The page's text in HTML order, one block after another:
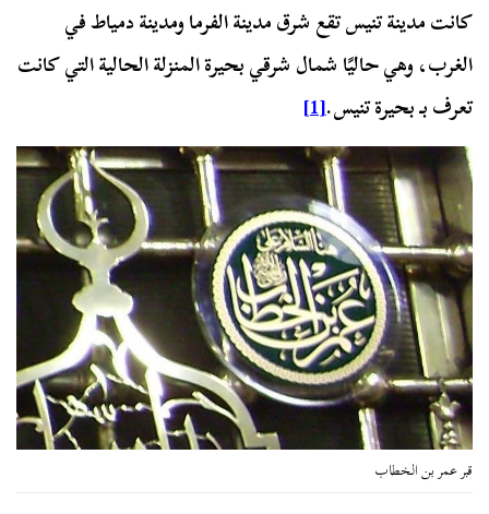
كانت مدينة تنيس تقع شرق مدينة الفرما ومدينة دمياط في
الغرب، وهي حاليًا شمال شرقي بحيرة المنزلة الحالية التي كانت
تعرف بـ بحيرة تنيس.[1]
قبر عمر بن الخطاب